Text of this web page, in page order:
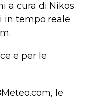
a cura di Nikos
in tempo reale
e per le
le